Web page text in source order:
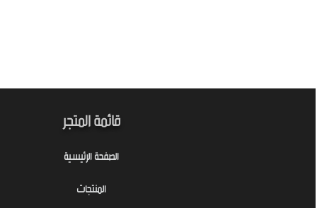
قائمة المتجر
الصفحة الرئيسية
المنتجات